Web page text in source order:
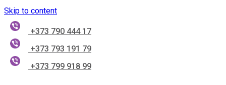
Skip to content
+373 790 444 17
+373 793 191 79
+373 799 918 99